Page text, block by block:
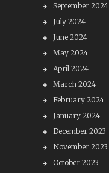
September 2024
July 2024
June 2024
May 2024
April 2024
March 2024
February 2024
January 2024
December 2023
November 2023
October 2023